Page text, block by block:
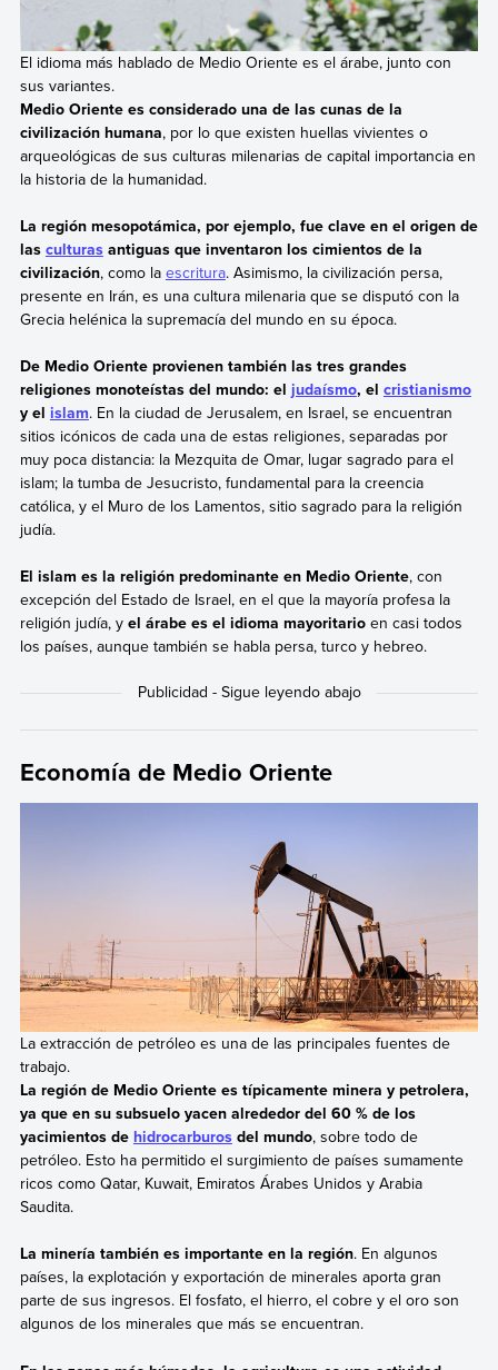
El idioma más hablado de Medio Oriente es el árabe, junto con
sus variantes.
Medio Oriente es considerado una de las cunas de la
civilización humana, por lo que existen huellas vivientes o
arqueológicas de sus culturas milenarias de capital importancia en
la historia de la humanidad.
La región mesopotámica, por ejemplo, fue clave en el origen de
las culturasantiguas que inventaron los cimientos de la
civilización, como la escritura. Asimismo, la civilización persa,
presente en Irán, es una cultura milenaria que se disputó con la
Grecia helénica la supremacía del mundo en su época.
De Medio Oriente provienen también las tres grandes
religiones monoteístas del mundo: el judaísmo, el cristianismo
y el islam. En la ciudad de Jerusalem, en Israel, se encuentran
sitios icónicos de cada una de estas religiones, separadas por
muy poca distancia: la Mezquita de Omar, lugar sagrado para el
islam; la tumba de Jesucristo, fundamental para la creencia
católica, y el Muro de los Lamentos, sitio sagrado para la religión
judía.
El islam es la religión predominante en Medio Oriente, con
excepción del Estado de Israel, en el que la mayoría profesa la
religión judía, y el árabe es el idioma mayoritario en casi todos
los países, aunque también se habla persa, turco y hebreo.
Economía de Medio Oriente
La extracción de petróleo es una de las principales fuentes de
trabajo.
La región de Medio Oriente es típicamente minera y petrolera,
ya que en su subsuelo yacen alrededor del 60 % de los
yacimientos de hidrocarburosdel mundo, sobre todo de
petróleo. Esto ha permitido el surgimiento de países sumamente
ricos como Qatar, Kuwait, Emiratos Árabes Unidos y Arabia
Saudita.
La minería también es importante en la región. En algunos
países, la explotación y exportación de minerales aporta gran
parte de sus ingresos. El fosfato, el hierro, el cobre y el oro son
algunos de los minerales que más se encuentran.